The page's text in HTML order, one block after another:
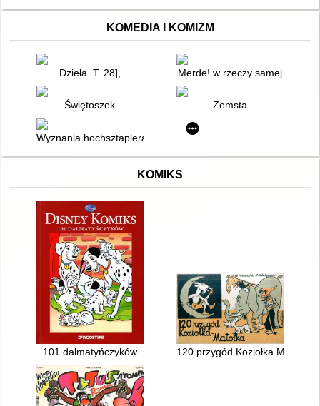
KOMEDIA I KOMIZM
Dzieła. T. 28], Merde! w rzeczy samej
Świętoszek Zemsta
Wyznania hochsztaplera Feliksa Krulla
KOMIKS
101 dalmatyńczyków 120 przygód Koziołka Matołka